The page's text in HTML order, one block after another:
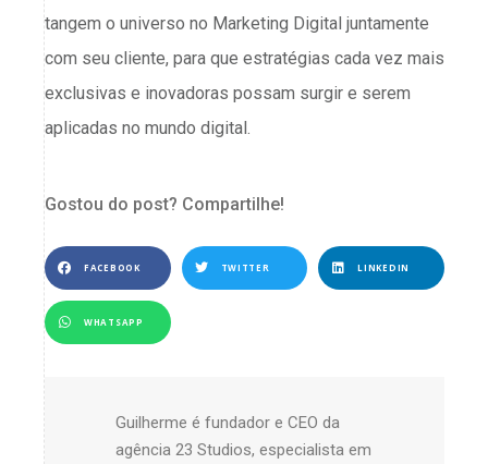
tangem o universo no Marketing Digital juntamente
com seu cliente, para que estratégias cada vez mais
exclusivas e inovadoras possam surgir e serem
aplicadas no mundo digital.
Gostou do post? Compartilhe!
FACEBOOK TWITTER LINKEDIN
WHATSAPP
Guilherme é fundador e CEO da
agência 23 Studios, especialista em